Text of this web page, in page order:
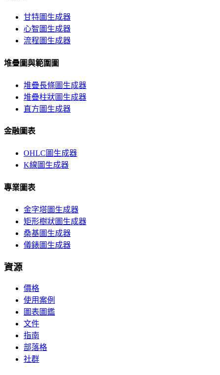
甘特圖生成器
心智圖生成器
流程圖生成器
堆疊圖與範圍圖
堆疊長條圖生成器
堆疊柱狀圖生成器
直方圖生成器
金融圖表
OHLC圖生成器
K線圖生成器
專業圖表
金字塔圖生成器
矩形樹狀圖生成器
桑基圖生成器
儀錶圖生成器
資源
價格
使用案例
圖表圖鑑
文件
指南
部落格
社群